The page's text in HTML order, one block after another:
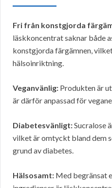
Fri från konstgjorda
läskkoncentrat saknar både
konstgjorda färgämnen,
hälsoinriktning.
Veganvänlig: Produkten är
är därför anpassad för
Diabetesvänligt:Sucralose
vilket är omtyckt bland dem
grund av diabetes.
Hälsosamt: Med begränsat